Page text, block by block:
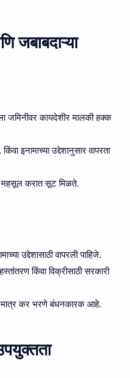
जबाबदाऱ्या
जमिनीवर कायदेशीर मालकी हक्क
इनामाच्या उद्देशानुसार वापरता
महसूल करात सूट मिळते.
उद्देशासाठी वापरली पाहिजे.
किंवा विक्रीसाठी सरकारी
कर भरणे बंधनकारक आहे.